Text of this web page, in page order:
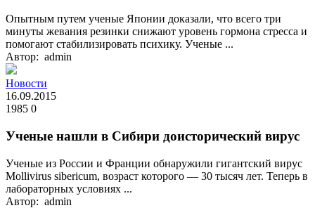
Опытным путем ученые Японии доказали, что всего три
минуты жевания резинки снижают уровень гормона стресса и
помогают стабилизировать психику. Ученые ...
Автор: admin
Новости
16.09.2015
1985 0
Ученые нашли в Сибири доисторический вирус
Ученые из России и Франции обнаружили гигантский вирус
Mollivirus sibericum, возраст которого — 30 тысяч лет. Теперь в
лабораторных условиях ...
Автор: admin